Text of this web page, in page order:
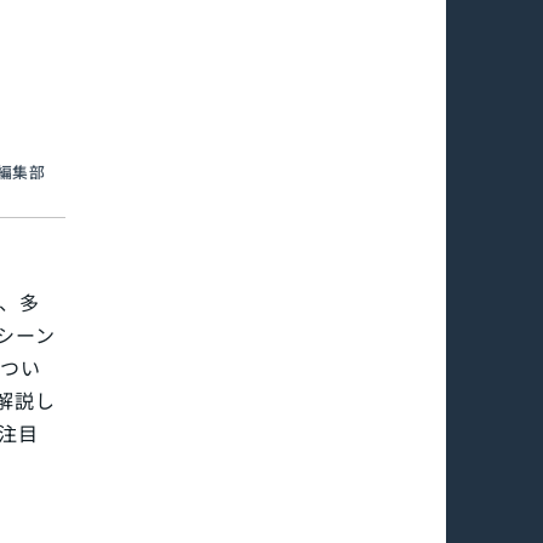
集部
多
ーン
い
説し
目